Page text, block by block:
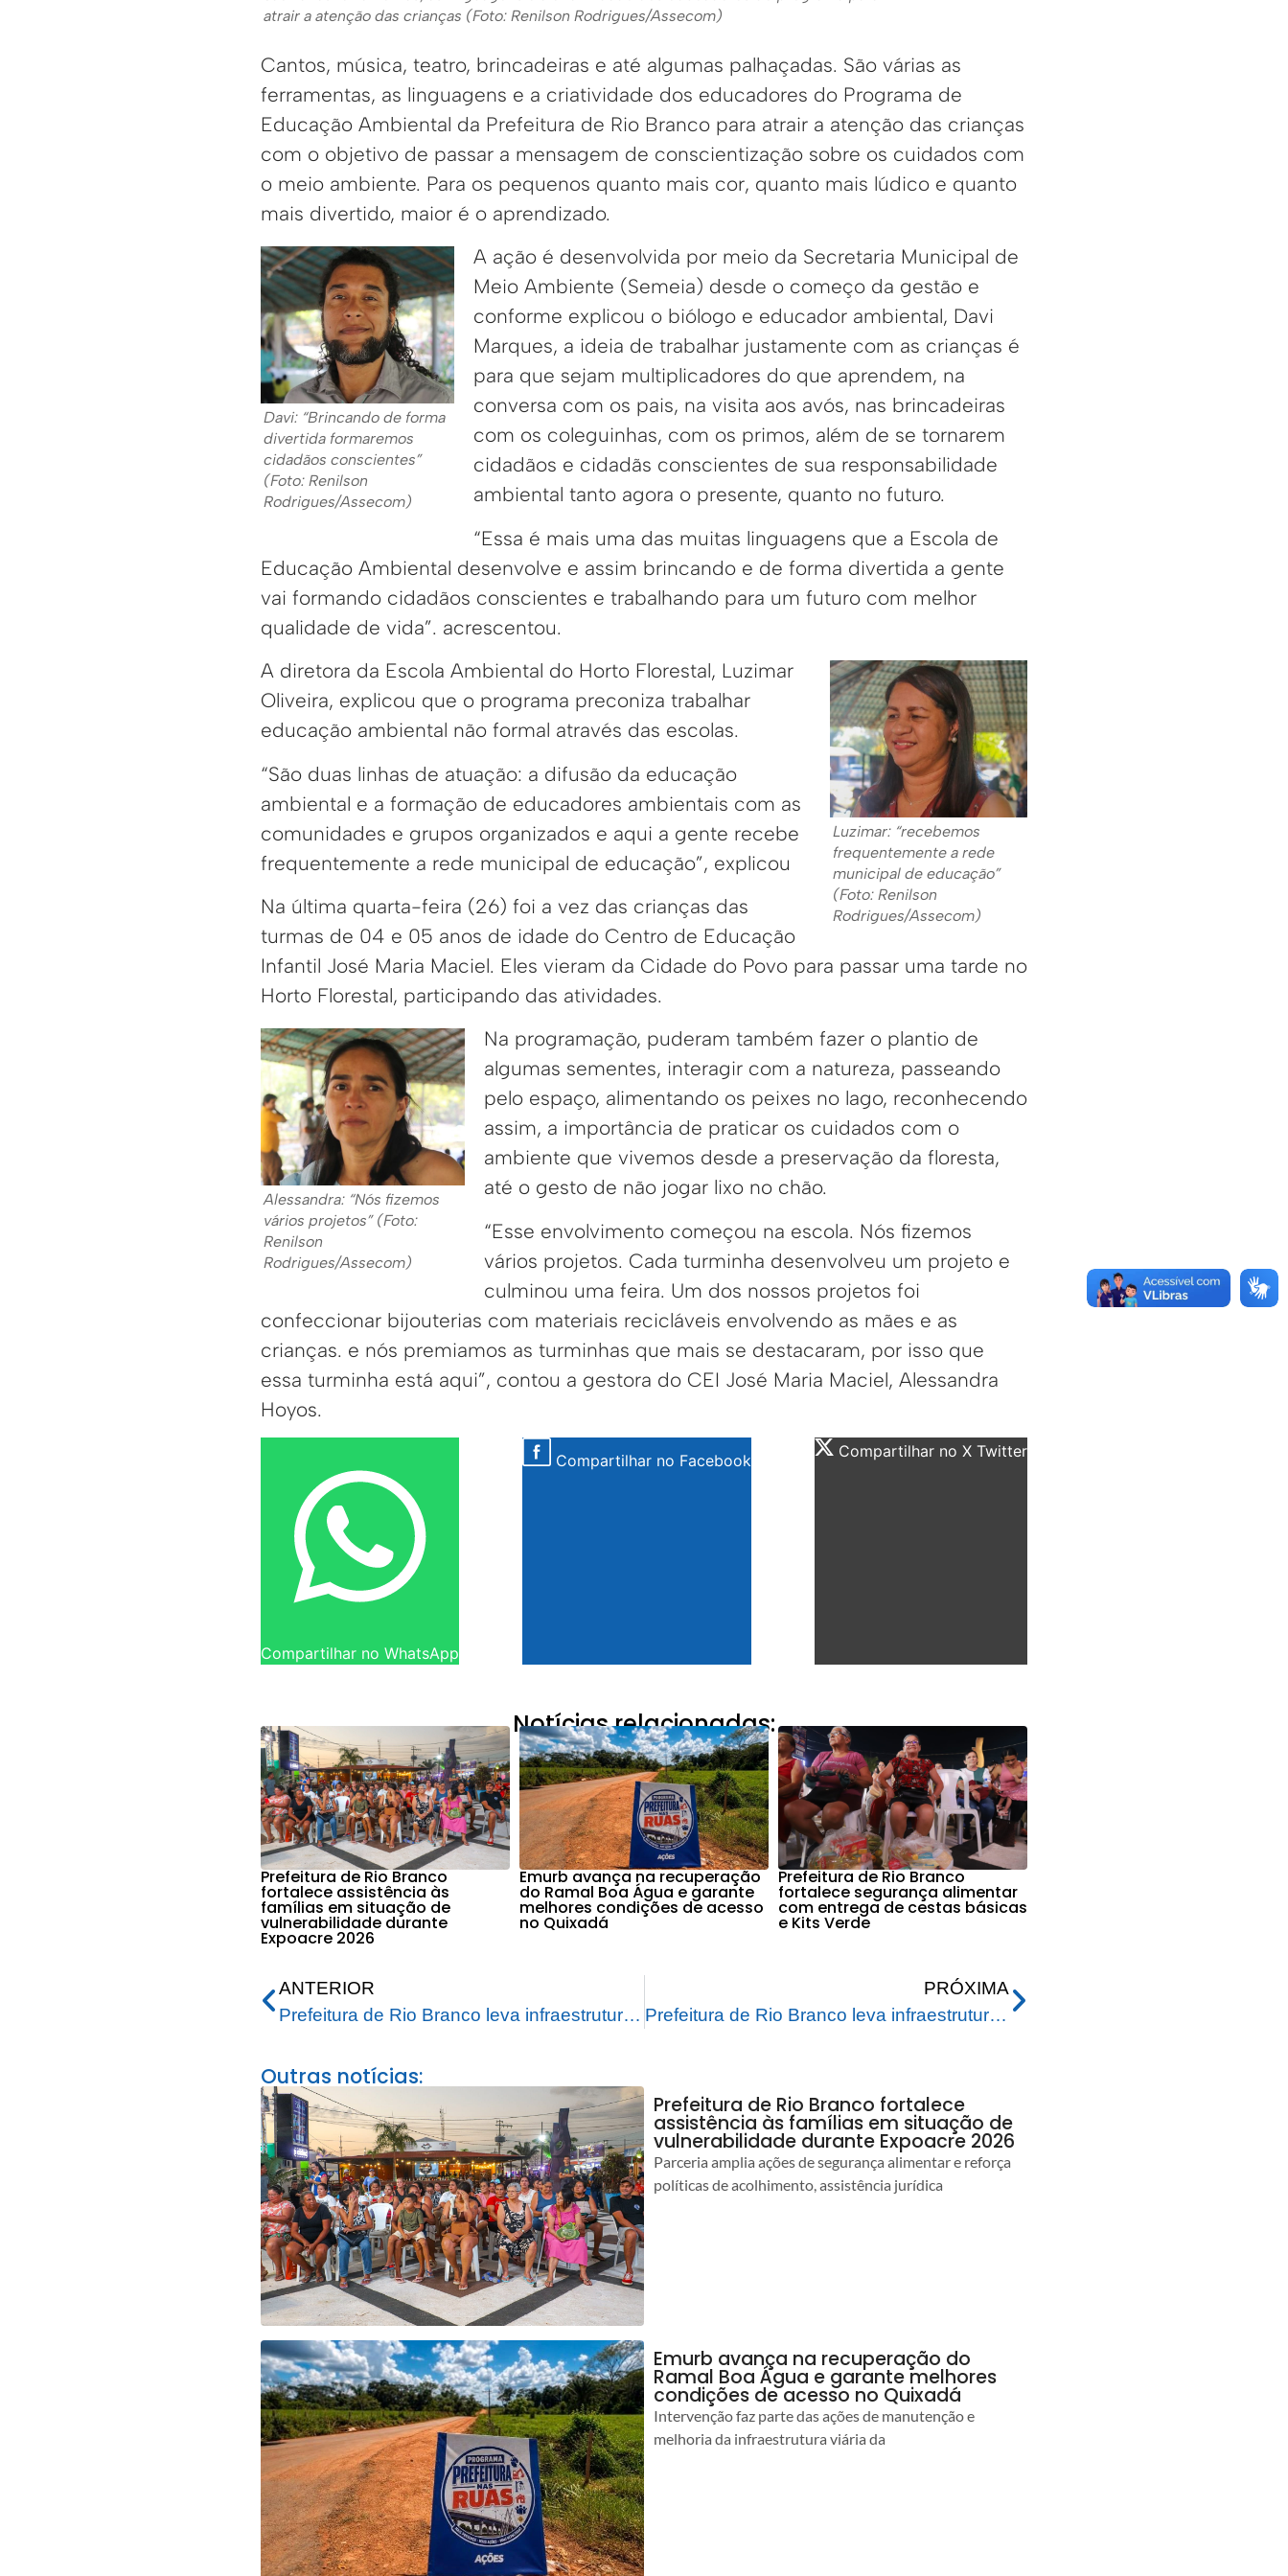
atrair a atenção das crianças (Foto: Renilson Rodrigues/Assecom)
Cantos, música, teatro, brincadeiras e até algumas palhaçadas. São várias as
ferramentas, as linguagens e a criatividade dos educadores do Programa de
Educação Ambiental da Prefeitura de Rio Branco para atrair a atenção das crianças
com o objetivo de passar a mensagem de conscientização sobre os cuidados com
o meio ambiente. Para os pequenos quanto mais cor, quanto mais lúdico e quanto
mais divertido, maior é o aprendizado.
Davi: “Brincando de forma
divertida formaremos
cidadãos conscientes”
(Foto: Renilson
Rodrigues/Assecom)
A ação é desenvolvida por meio da Secretaria Municipal de
Meio Ambiente (Semeia) desde o começo da gestão e
conforme explicou o biólogo e educador ambiental, Davi
Marques, a ideia de trabalhar justamente com as crianças é
para que sejam multiplicadores do que aprendem, na
conversa com os pais, na visita aos avós, nas brincadeiras
com os coleguinhas, com os primos, além de se tornarem
cidadãos e cidadãs conscientes de sua responsabilidade
ambiental tanto agora o presente, quanto no futuro.
“Essa é mais uma das muitas linguagens que a Escola de
Educação Ambiental desenvolve e assim brincando e de forma divertida a gente
vai formando cidadãos conscientes e trabalhando para um futuro com melhor
qualidade de vida”. acrescentou.
Luzimar: “recebemos
frequentemente a rede
municipal de educação”
(Foto: Renilson
Rodrigues/Assecom)
A diretora da Escola Ambiental do Horto Florestal, Luzimar
Oliveira, explicou que o programa preconiza trabalhar
educação ambiental não formal através das escolas.
“São duas linhas de atuação: a difusão da educação
ambiental e a formação de educadores ambientais com as
comunidades e grupos organizados e aqui a gente recebe
frequentemente a rede municipal de educação”, explicou
Na última quarta-feira (26) foi a vez das crianças das
turmas de 04 e 05 anos de idade do Centro de Educação
Infantil José Maria Maciel. Eles vieram da Cidade do Povo para passar uma tarde no
Horto Florestal, participando das atividades.
Alessandra: “Nós fizemos
vários projetos” (Foto:
Renilson
Rodrigues/Assecom)
Na programação, puderam também fazer o plantio de
algumas sementes, interagir com a natureza, passeando
pelo espaço, alimentando os peixes no lago, reconhecendo
assim, a importância de praticar os cuidados com o
ambiente que vivemos desde a preservação da floresta,
até o gesto de não jogar lixo no chão.
“Esse envolvimento começou na escola. Nós fizemos
vários projetos. Cada turminha desenvolveu um projeto e
culminou uma feira. Um dos nossos projetos foi
confeccionar bijouterias com materiais recicláveis envolvendo as mães e as
crianças. e nós premiamos as turminhas que mais se destacaram, por isso que
essa turminha está aqui”, contou a gestora do CEI José Maria Maciel, Alessandra
Hoyos.
Compartilhar no WhatsApp
Compartilhar no Facebook Compartilhar no X Twitter
Notícias relacionadas:
Prefeitura de Rio Branco
fortalece assistência às
famílias em situação de
vulnerabilidade durante
Expoacre 2026
Emurb avança na recuperação
do Ramal Boa Água e garante
melhores condições de acesso
no Quixadá
Prefeitura de Rio Branco
fortalece segurança alimentar
com entrega de cestas básicas
e Kits Verde
ANTERIOR
Prefeitura de Rio Branco leva infraestrutura para rua Santa Rosa na Vila Betel
PRÓXIMA
Prefeitura de Rio Branco leva infraestrutura para rua Santa Rosa na Vila Betel
Outras notícias:
Prefeitura de Rio Branco fortalece
assistência às famílias em situação de
vulnerabilidade durante Expoacre 2026
Parceria amplia ações de segurança alimentar e reforça
políticas de acolhimento, assistência jurídica
Emurb avança na recuperação do
Ramal Boa Água e garante melhores
condições de acesso no Quixadá
Intervenção faz parte das ações de manutenção e
melhoria da infraestrutura viária da